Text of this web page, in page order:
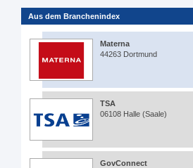
Aus dem Branchenindex
Materna
44263 Dortmund
TSA
06108 Halle (Saale)
GovConnect